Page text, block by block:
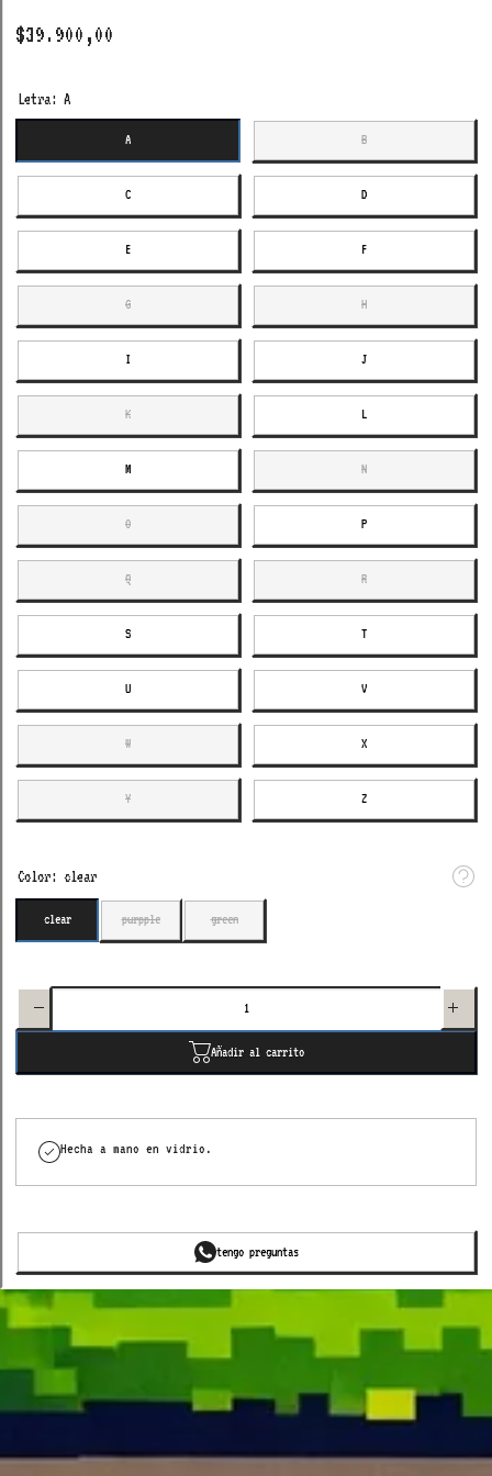
$39.900,00
Letra: A
A B
C D
E F
G H
I J
K L
M N
O P
Q R
S T
U V
W X
Y Z
Color: clear
clear purpple green
cantidad
letter
cantidad
letter
Añadir al carrito
Hecha a mano en vidrio.
tengo preguntas